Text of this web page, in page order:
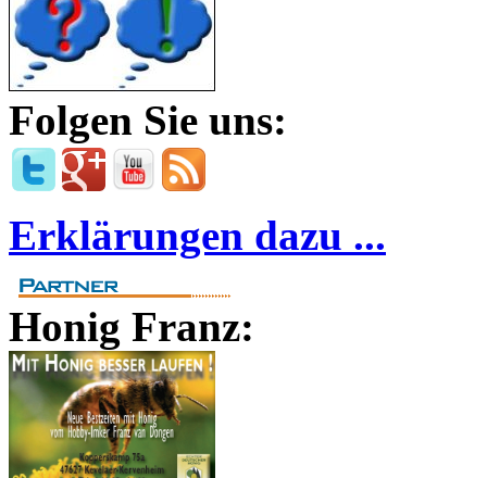
Folgen Sie uns:
Erklärungen dazu ...
Honig Franz: